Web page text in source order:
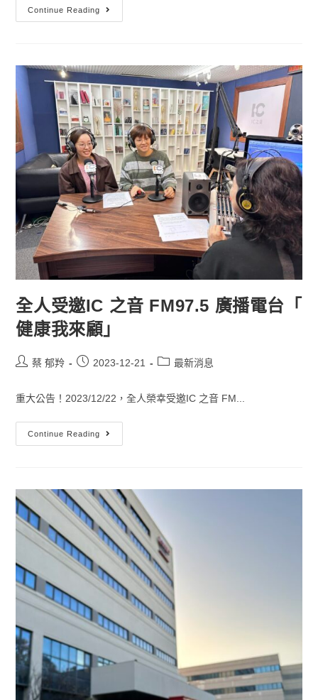
Continue Reading
全人受邀IC 之音 FM97.5 廣播電台「
健康我來顧」
蔡 郁羚 2023-12-21 最新消息
重大公告！2023/12/22，全人榮幸受邀IC 之音 FM...
Continue Reading